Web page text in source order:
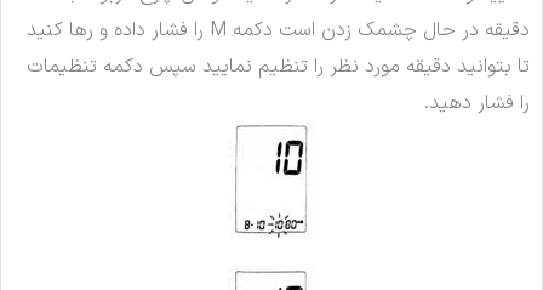
دقیقه در حال چشمک زدن است دکمه M را فشار داده و رها کنید
تا بتوانید دقیقه مورد نظر را تنظیم نمایید سپس دکمه تنظیمات
را فشار دهید.